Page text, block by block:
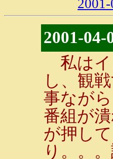
2001-
私はイ
し、観
事なが
番組が
が押し
り。。